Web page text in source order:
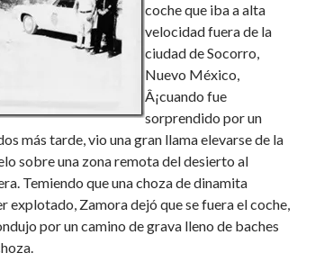
coche que iba a alta
velocidad fuera de la
ciudad de Socorro,
Nuevo México,
Â¡cuando fue
sorprendido por un
más tarde, vio una gran llama elevarse de la
sobre una zona remota del desierto al
Temiendo que una choza de dinamita
explotado, Zamora dejó que se fuera el coche,
por un camino de grava lleno de baches